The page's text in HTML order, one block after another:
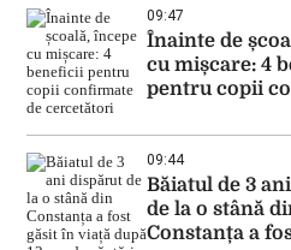
09:47
Înainte de
cu mișcare: 4
pentru copii
09:44
Băiatul de 3
de la o stână
Constanța a